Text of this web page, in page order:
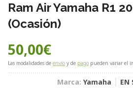
Ram Air Yamaha R1
(Ocasión)
50,00€
Las modalidades de envío y de pago pueden variar el
Marca: Yamaha EN